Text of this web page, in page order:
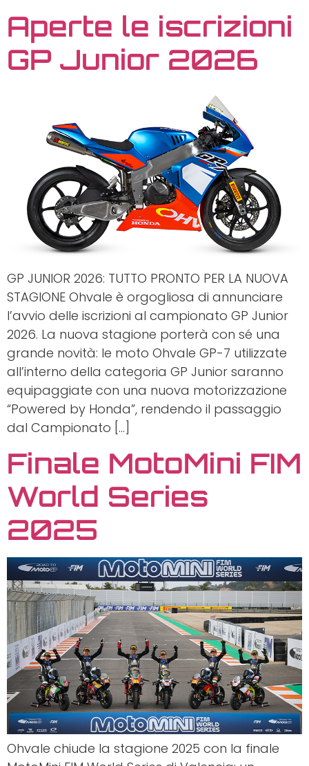
Aperte le iscrizioni
GP Junior 2026
GP JUNIOR 2026: TUTTO PRONTO PER LA NUOVA
STAGIONE Ohvale è orgogliosa di annunciare
l’avvio delle iscrizioni al campionato GP Junior
2026. La nuova stagione porterà con sé una
grande novità: le moto Ohvale GP-7 utilizzate
all’interno della categoria GP Junior saranno
equipaggiate con una nuova motorizzazione
“Powered by Honda”, rendendo il passaggio
dal Campionato […]
Finale MotoMini FIM
World Series
2025
Ohvale chiude la stagione 2025 con la finale